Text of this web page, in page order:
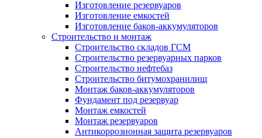
Изготовление резервуаров
Изготовление емкостей
Изготовление баков-аккумуляторов
Строительство и монтаж
Строительство складов ГСМ
Строительство резервуарных парков
Строительство нефтебаз
Строительство битумохранилищ
Монтаж баков-аккумуляторов
Фундамент под резервуар
Монтаж емкостей
Монтаж резервуаров
Антикоррозионная защита резервуаров